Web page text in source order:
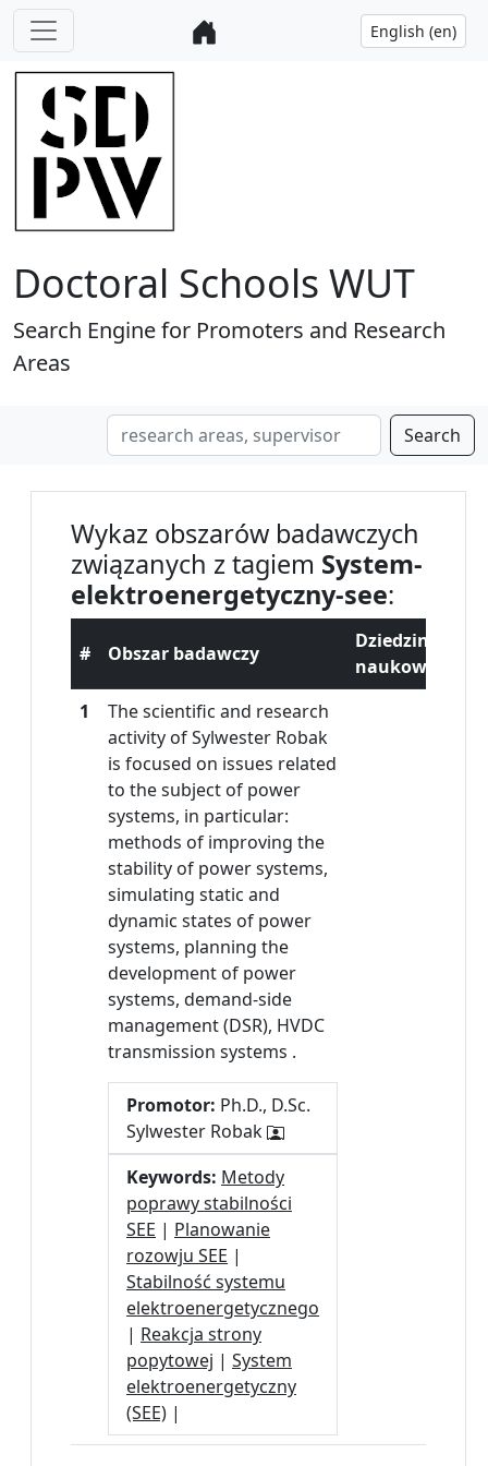
Doctoral Schools WUT
Search Engine for Promoters and Research
Areas
Search
Wykaz obszarów badawczych
związanych z tagiem System-
elektroenergetyczny-see:
# Obszar badawczy
Dziedzina
naukowa
1
The scientific and research
activity of Sylwester Robak
is focused on issues related
to the subject of power
systems, in particular:
methods of improving the
stability of power systems,
simulating static and
dynamic states of power
systems, planning the
development of power
systems, demand-side
management (DSR), HVDC
transmission systems .
Promotor: Ph.D., D.Sc.
Sylwester Robak
Keywords: Metody
poprawy stabilności
SEE | Planowanie
rozowju SEE |
Stabilność systemu
elektroenergetycznego
| Reakcja strony
popytowej | System
elektroenergetyczny
(SEE) |